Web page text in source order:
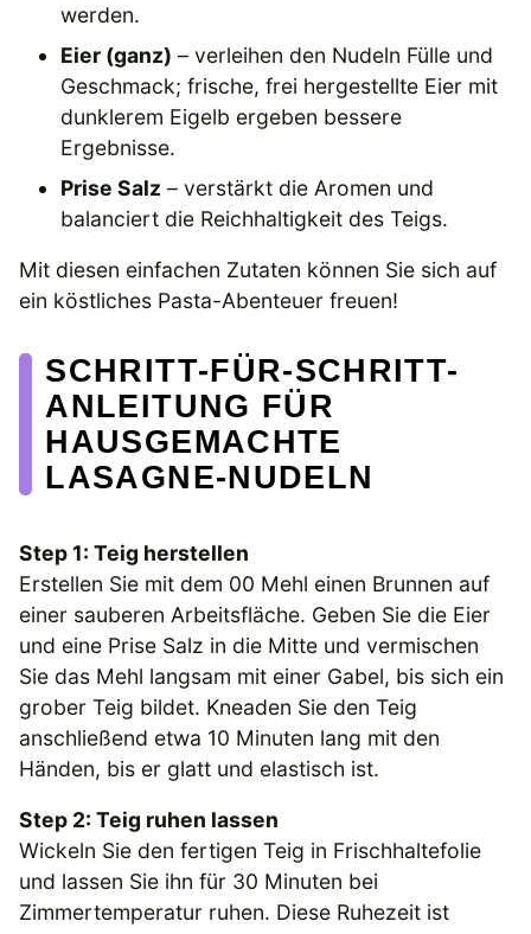
werden.
Eier (ganz) – verleihen den Nudeln Fülle und
Geschmack; frische, frei hergestellte Eier mit
dunklerem Eigelb ergeben bessere
Ergebnisse.
Prise Salz – verstärkt die Aromen und
balanciert die Reichhaltigkeit des Teigs.
Mit diesen einfachen Zutaten können Sie sich auf
ein köstliches Pasta-Abenteuer freuen!
SCHRITT-FÜR-SCHRITT-
ANLEITUNG FÜR
HAUSGEMACHTE
LASAGNE-NUDELN
Step 1: Teig herstellen
Erstellen Sie mit dem 00 Mehl einen Brunnen auf
einer sauberen Arbeitsfläche. Geben Sie die Eier
und eine Prise Salz in die Mitte und vermischen
Sie das Mehl langsam mit einer Gabel, bis sich ein
grober Teig bildet. Kneaden Sie den Teig
anschließend etwa 10 Minuten lang mit den
Händen, bis er glatt und elastisch ist.
Step 2: Teig ruhen lassen
Wickeln Sie den fertigen Teig in Frischhaltefolie
und lassen Sie ihn für 30 Minuten bei
Zimmertemperatur ruhen. Diese Ruhezeit ist